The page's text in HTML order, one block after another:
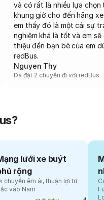
và có rất là nhiều lựa chọn
khung giờ cho đến hãng
em thấy đó là một cái sự
nghiệm khá là tốt và em sẽ
thiệu đến bạn bè của em
redBus.
Nguyen Thy
Đã đặt 2 chuyến đi với redBus
lưới xe buýt
rộng
chuyển êm ái, thuận lợi từ
vào Nam